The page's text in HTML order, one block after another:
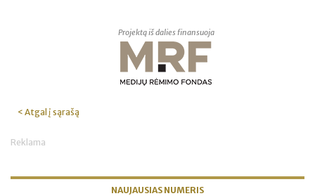
Projektą iš dalies finansuoja
< Atgal į sąrašą
Reklama
NAUJAUSIAS NUMERIS